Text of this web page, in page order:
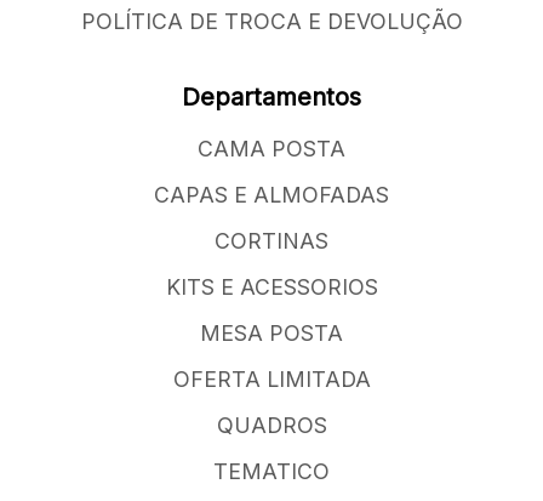
POLÍTICA DE TROCA E DEVOLUÇÃO
Departamentos
CAMA POSTA
CAPAS E ALMOFADAS
CORTINAS
KITS E ACESSORIOS
MESA POSTA
OFERTA LIMITADA
QUADROS
TEMATICO